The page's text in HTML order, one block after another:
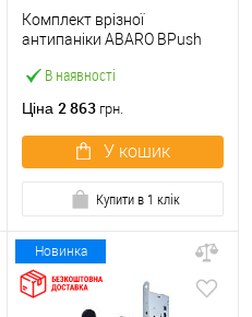
В наявності
Комплект врізної
антипаніки ABARO BPush
червоний із замком та
Ціна 2 863 грн.
У кошик
Купити в 1 клік
Новинка